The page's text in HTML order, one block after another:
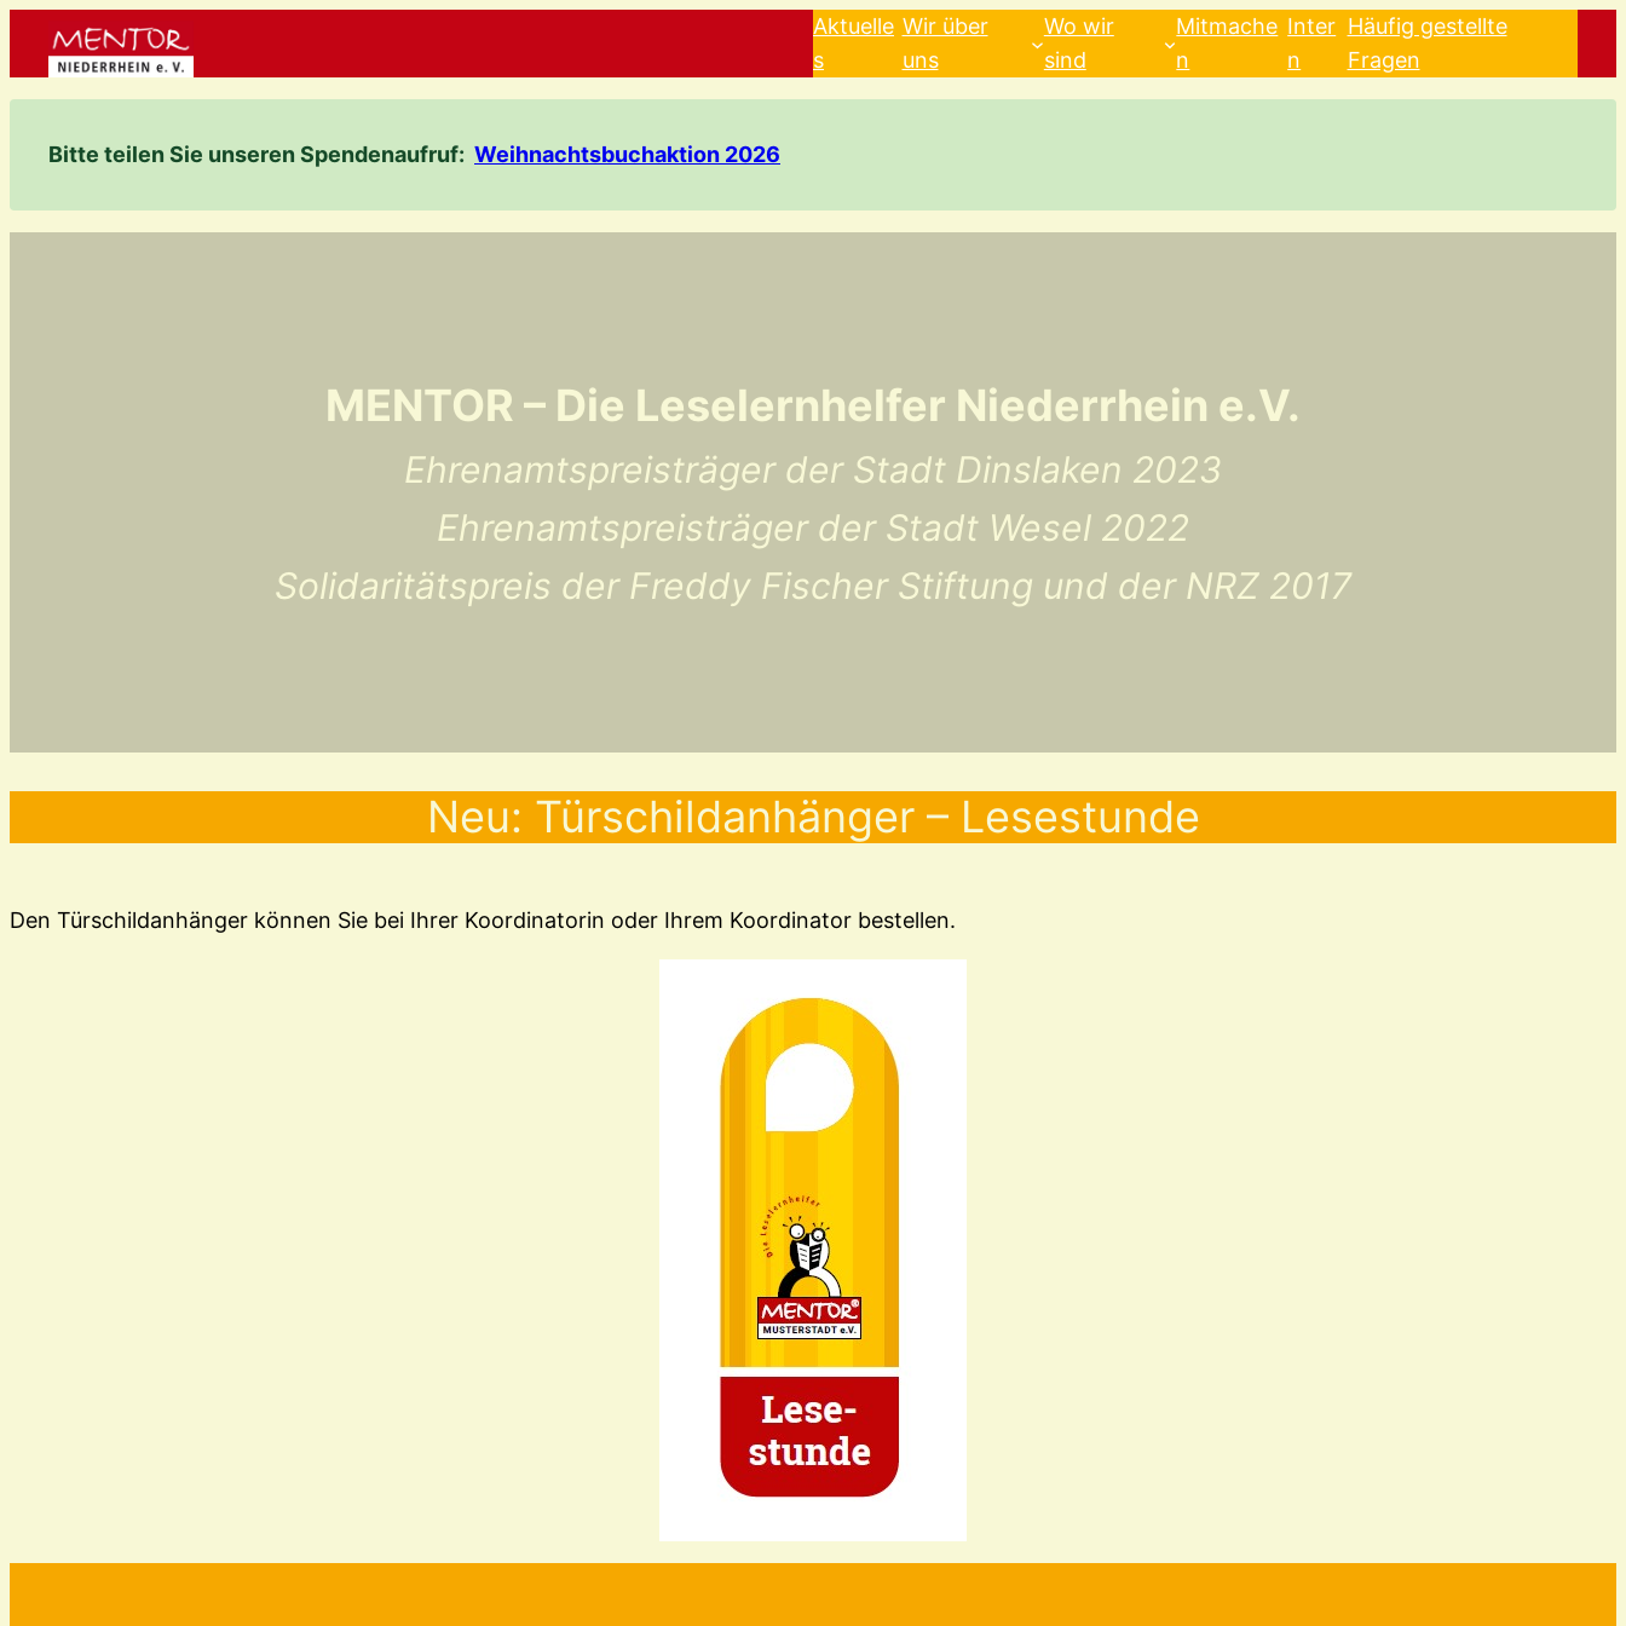
Inhalt
Aktuelle
s
Wir über
uns
Wo wir
sind
Mitmache
n
Inter
n
Häufig gestellte
Fragen
Bitte teilen Sie unseren Spendenaufruf: Weihnachtsbuchaktion 2026
MENTOR – Die Leselernhelfer Niederrhein e.V.
Ehrenamtspreisträger der Stadt Dinslaken 2023
Ehrenamtspreisträger der Stadt Wesel 2022
Solidaritätspreis der Freddy Fischer Stiftung und der NRZ 2017
Neu: Türschildanhänger – Lesestunde
Den Türschildanhänger können Sie bei Ihrer Koordinatorin oder Ihrem Koordinator bestellen.